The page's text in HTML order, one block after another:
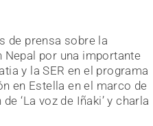
de prensa sobre la
por una importante
y la SER en el programa
en Estella en el marco de
‘La voz de Iñaki’ y charla